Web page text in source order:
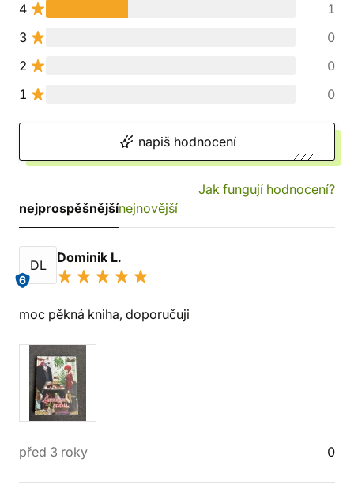
4
1
3
0
2
0
1
0
napiš hodnocení
Jak fungují hodnocení?
nejprospěšnějšínejnovější
DL
6
Dominik L.
moc pěkná kniha, doporučuji
před 3 roky 0